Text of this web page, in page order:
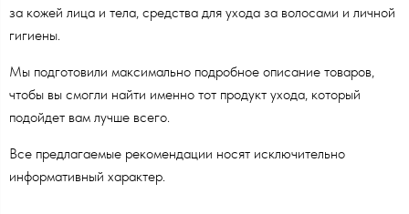
за кожей лица и тела, средства для ухода за волосами и личной
гигиены.
Мы подготовили максимально подробное описание товаров,
чтобы вы смогли найти именно тот продукт ухода, который
подойдет вам лучше всего.
Все предлагаемые рекомендации носят исключительно
информативный характер.